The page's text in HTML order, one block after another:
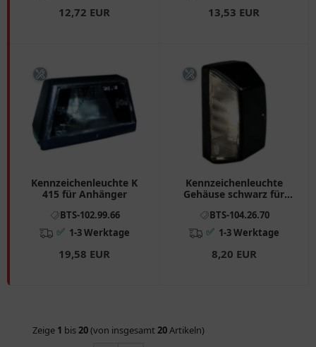
12,72 EUR 13,53 EUR
Kennzeichenleuchte K
415 für Anhänger
BTS-102.99.66
✅ 1-3 Werktage
19,58 EUR
Kennzeichenleuchte
Gehäuse schwarz für
BTS-104.26.70
✅ 1-3 Werktage
8,20 EUR
Zeige 1 bis20(von insgesamt 20Artikeln)